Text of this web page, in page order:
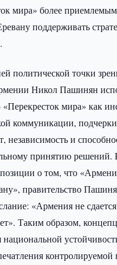
мира» более
поддерживать
политической точки
Никол Пашинян
мира» как
коммуникации,
независимость и
принятию решений.
о том, что
правительство
«Армения не
Таким образом,
национальной
контролируемой